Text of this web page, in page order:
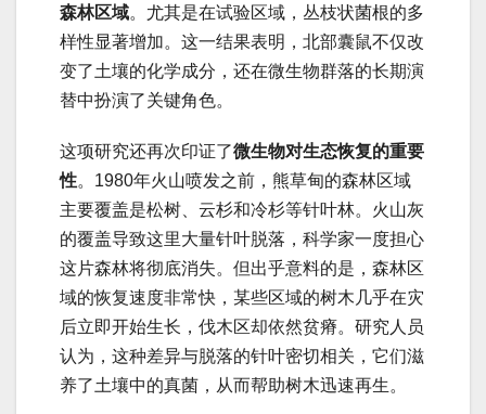
森林区域。尤其是在试验区域，丛枝状菌根的多
样性显著增加。这一结果表明，北部囊鼠不仅改
变了土壤的化学成分，还在微生物群落的长期演
替中扮演了关键角色。
这项研究还再次印证了微生物对生态恢复的重要
性。1980年火山喷发之前，熊草甸的森林区域
主要覆盖是松树、云杉和冷杉等针叶林。火山灰
的覆盖导致这里大量针叶脱落，科学家一度担心
这片森林将彻底消失。但出乎意料的是，森林区
域的恢复速度非常快，某些区域的树木几乎在灾
后立即开始生长，伐木区却依然贫瘠。研究人员
认为，这种差异与脱落的针叶密切相关，它们滋
养了土壤中的真菌，从而帮助树木迅速再生。